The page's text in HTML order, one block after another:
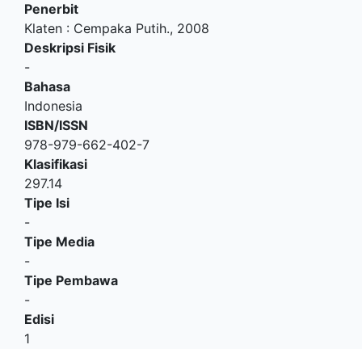
Penerbit
Klaten : Cempaka Putih., 2008
Deskripsi Fisik
-
Bahasa
Indonesia
ISBN/ISSN
978-979-662-402-7
Klasifikasi
297.14
Tipe Isi
-
Tipe Media
-
Tipe Pembawa
-
Edisi
1